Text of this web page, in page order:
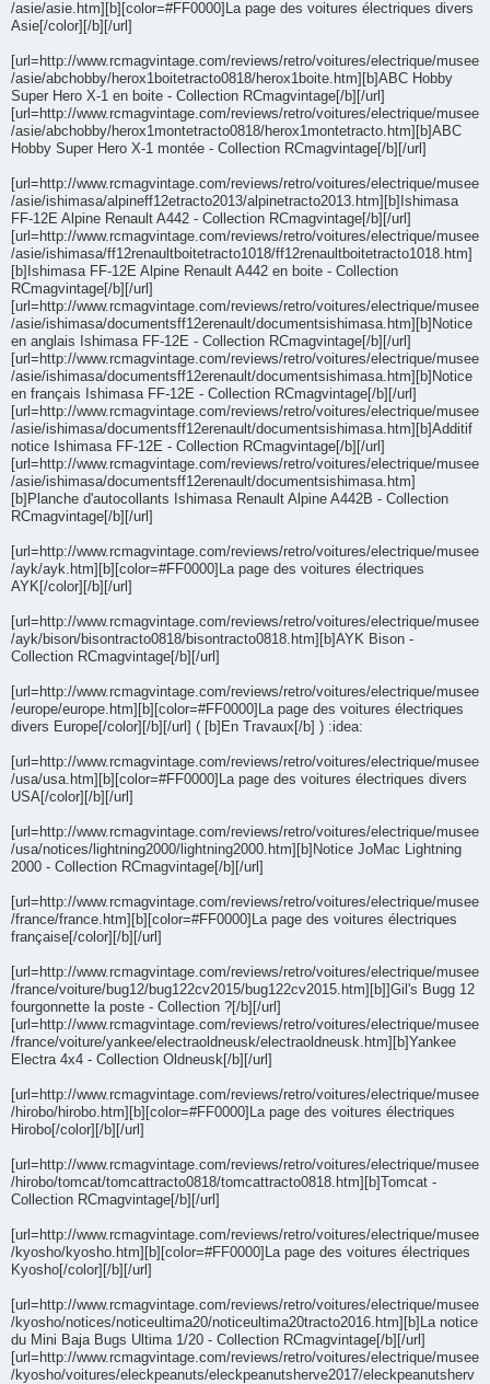
/asie/asie.htm][b][color=#FF0000]La page des voitures électriques divers
Asie[/color][/b][/url]
[url=http://www.rcmagvintage.com/reviews/retro/voitures/electrique/musee
/asie/abchobby/herox1boitetracto0818/herox1boite.htm][b]ABC Hobby
Super Hero X-1 en boite - Collection RCmagvintage[/b][/url]
[url=http://www.rcmagvintage.com/reviews/retro/voitures/electrique/musee
/asie/abchobby/herox1montetracto0818/herox1montetracto.htm][b]ABC
Hobby Super Hero X-1 montée - Collection RCmagvintage[/b][/url]
[url=http://www.rcmagvintage.com/reviews/retro/voitures/electrique/musee
/asie/ishimasa/alpineff12etracto2013/alpinetracto2013.htm][b]Ishimasa
FF-12E Alpine Renault A442 - Collection RCmagvintage[/b][/url]
[url=http://www.rcmagvintage.com/reviews/retro/voitures/electrique/musee
/asie/ishimasa/ff12renaultboitetracto1018/ff12renaultboitetracto1018.htm]
[b]Ishimasa FF-12E Alpine Renault A442 en boite - Collection
RCmagvintage[/b][/url]
[url=http://www.rcmagvintage.com/reviews/retro/voitures/electrique/musee
/asie/ishimasa/documentsff12erenault/documentsishimasa.htm][b]Notice
en anglais Ishimasa FF-12E - Collection RCmagvintage[/b][/url]
[url=http://www.rcmagvintage.com/reviews/retro/voitures/electrique/musee
/asie/ishimasa/documentsff12erenault/documentsishimasa.htm][b]Notice
en français Ishimasa FF-12E - Collection RCmagvintage[/b][/url]
[url=http://www.rcmagvintage.com/reviews/retro/voitures/electrique/musee
/asie/ishimasa/documentsff12erenault/documentsishimasa.htm][b]Additif
notice Ishimasa FF-12E - Collection RCmagvintage[/b][/url]
[url=http://www.rcmagvintage.com/reviews/retro/voitures/electrique/musee
/asie/ishimasa/documentsff12erenault/documentsishimasa.htm]
[b]Planche d'autocollants Ishimasa Renault Alpine A442B - Collection
RCmagvintage[/b][/url]
[url=http://www.rcmagvintage.com/reviews/retro/voitures/electrique/musee
/ayk/ayk.htm][b][color=#FF0000]La page des voitures électriques
AYK[/color][/b][/url]
[url=http://www.rcmagvintage.com/reviews/retro/voitures/electrique/musee
/ayk/bison/bisontracto0818/bisontracto0818.htm][b]AYK Bison -
Collection RCmagvintage[/b][/url]
[url=http://www.rcmagvintage.com/reviews/retro/voitures/electrique/musee
/europe/europe.htm][b][color=#FF0000]La page des voitures électriques
divers Europe[/color][/b][/url] ( [b]En Travaux[/b] ) :idea:
[url=http://www.rcmagvintage.com/reviews/retro/voitures/electrique/musee
/usa/usa.htm][b][color=#FF0000]La page des voitures électriques divers
USA[/color][/b][/url]
[url=http://www.rcmagvintage.com/reviews/retro/voitures/electrique/musee
/usa/notices/lightning2000/lightning2000.htm][b]Notice JoMac Lightning
2000 - Collection RCmagvintage[/b][/url]
[url=http://www.rcmagvintage.com/reviews/retro/voitures/electrique/musee
/france/france.htm][b][color=#FF0000]La page des voitures électriques
française[/color][/b][/url]
[url=http://www.rcmagvintage.com/reviews/retro/voitures/electrique/musee
/france/voiture/bug12/bug122cv2015/bug122cv2015.htm][b]]Gil's Bugg 12
fourgonnette la poste - Collection ?[/b][/url]
[url=http://www.rcmagvintage.com/reviews/retro/voitures/electrique/musee
/france/voiture/yankee/electraoldneusk/electraoldneusk.htm][b]Yankee
Electra 4x4 - Collection Oldneusk[/b][/url]
[url=http://www.rcmagvintage.com/reviews/retro/voitures/electrique/musee
/hirobo/hirobo.htm][b][color=#FF0000]La page des voitures électriques
Hirobo[/color][/b][/url]
[url=http://www.rcmagvintage.com/reviews/retro/voitures/electrique/musee
/hirobo/tomcat/tomcattracto0818/tomcattracto0818.htm][b]Tomcat -
Collection RCmagvintage[/b][/url]
[url=http://www.rcmagvintage.com/reviews/retro/voitures/electrique/musee
/kyosho/kyosho.htm][b][color=#FF0000]La page des voitures électriques
Kyosho[/color][/b][/url]
[url=http://www.rcmagvintage.com/reviews/retro/voitures/electrique/musee
/kyosho/notices/noticeultima20/noticeultima20tracto2016.htm][b]La notice
du Mini Baja Bugs Ultima 1/20 - Collection RCmagvintage[/b][/url]
[url=http://www.rcmagvintage.com/reviews/retro/voitures/electrique/musee
/kyosho/voitures/eleckpeanuts/eleckpeanutsherve2017/eleckpeanutsherv